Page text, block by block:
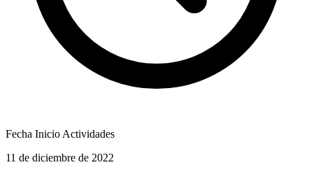
Fecha Inicio Actividades
11 de diciembre de 2022